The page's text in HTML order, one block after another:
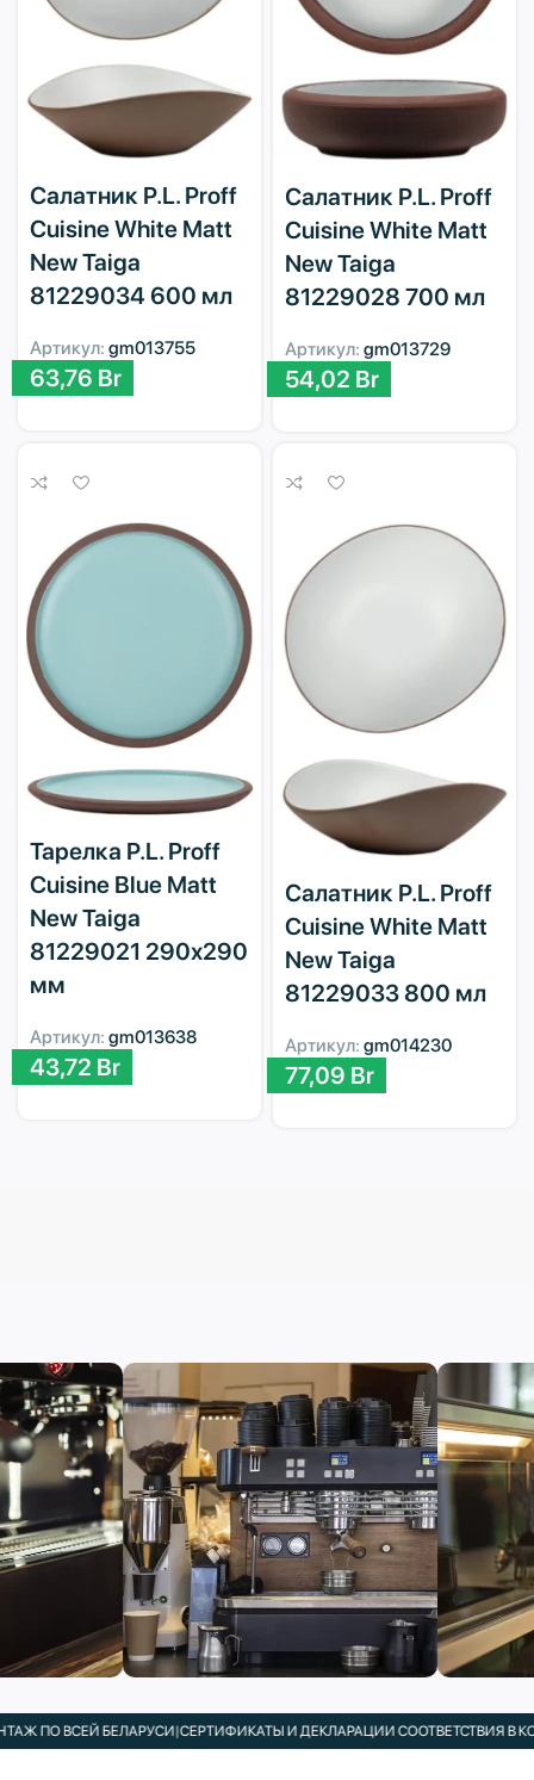
Салатник P.L. Proff
Cuisine White Matt
New Taiga
81229034 600 мл
Артикул: gm013755
63,76 Br
Салатник P.L. Proff
Cuisine White Matt
New Taiga
81229028 700 мл
Артикул: gm013729
54,02 Br
Тарелка P.L. Proff
Cuisine Blue Matt
New Taiga
81229021 290х290
мм
Артикул: gm013638
43,72 Br
Салатник P.L. Proff
Cuisine White Matt
New Taiga
81229033 800 мл
Артикул: gm014230
77,09 Br
БЕЛАРУСИ| СЕРТИФИКАТЫ И ДЕКЛАРАЦИИ СООТВЕТСТВИЯ В КОМПЛЕКТЕ|